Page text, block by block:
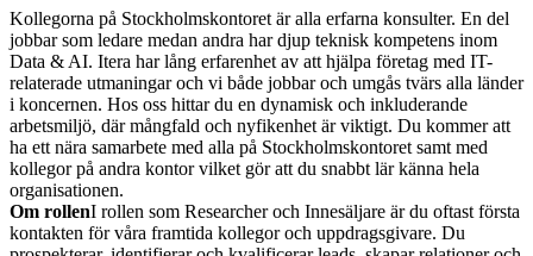
Kollegorna på Stockholmskontoret är alla erfarna konsulter. En del
jobbar som ledare medan andra har djup teknisk kompetens inom
Data & AI. Itera har lång erfarenhet av att hjälpa företag med IT-
relaterade utmaningar och vi både jobbar och umgås tvärs alla länder
i koncernen. Hos oss hittar du en dynamisk och inkluderande
arbetsmiljö, där mångfald och nyfikenhet är viktigt. Du kommer att
ha ett nära samarbete med alla på Stockholmskontoret samt med
kollegor på andra kontor vilket gör att du snabbt lär känna hela
organisationen.
Om rollenI rollen som Researcher och Innesäljare är du oftast första
kontakten för våra framtida kollegor och uppdragsgivare. Du